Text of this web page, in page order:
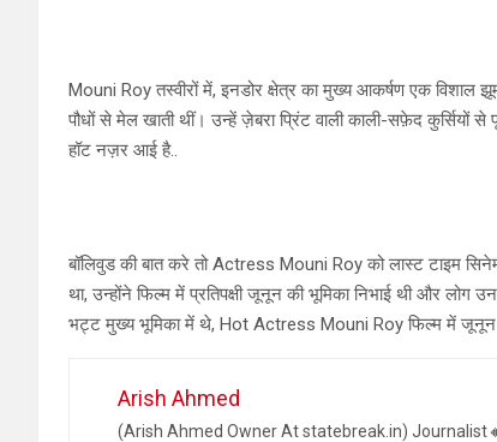
Mouni Roy तस्वीरों में, इनडोर क्षेत्र का मुख्य आकर्षण एक विशाल
पौधों से मेल खाती थीं। उन्हें ज़ेबरा प्रिंट वाली काली-सफ़ेद कुर्सियों
हॉट नज़र आई है..
बॉलिवुड की बात करे तो Actress Mouni Roy को लास्ट टाइम
था, उन्होंने फिल्म में प्रतिपक्षी जूनून की भूमिका निभाई थी और
भट्ट मुख्य भूमिका में थे, Hot Actress Mouni Roy फिल्म में जूनून
Arish Ahmed
(Arish Ahmed Owner At statebreak.in)